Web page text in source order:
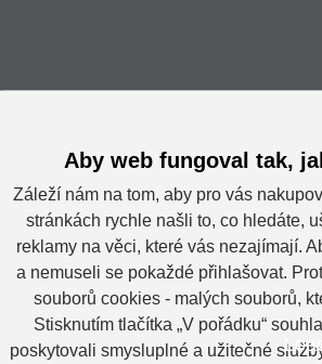
Aby web fungoval tak,
Záleží nám na tom, aby pro vás
stránkách rychle našli to, co hledáte,
reklamy na věci, které vás nezajímají.
a nemuseli se pokaždé přihlašovat.
souborů cookies - malých souborů,
Stisknutím tlačítka „V pořádku“
poskytovali smysluplné a užitečné